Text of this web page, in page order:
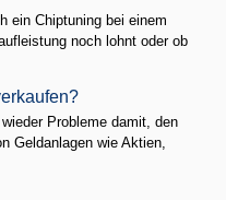
ein Chiptuning bei einem
noch lohnt oder ob
Probleme damit, den
Geldanlagen wie Aktien,